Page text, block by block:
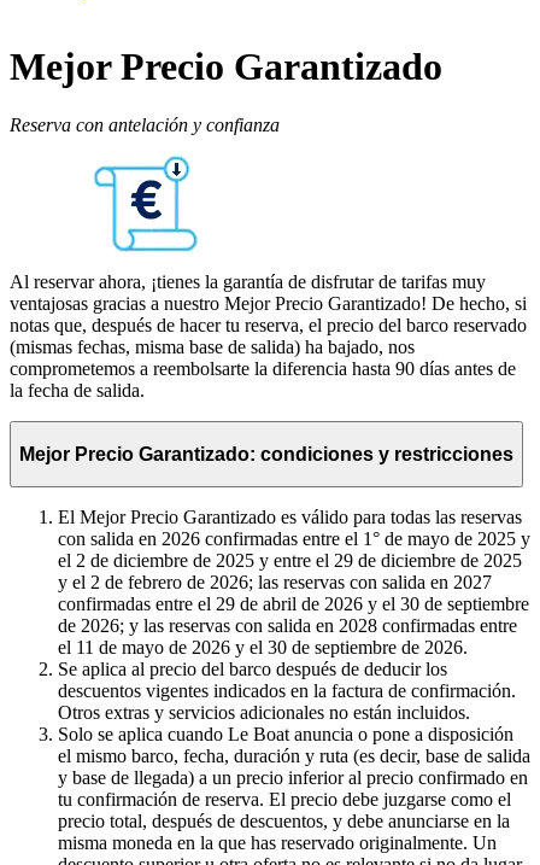
Mejor Precio Garantizado
Reserva con antelación y confianza
Al reservar ahora, ¡tienes la garantía de disfrutar de tarifas muy
ventajosas gracias a nuestro Mejor Precio Garantizado! De hecho, si
notas que, después de hacer tu reserva, el precio del barco reservado
(mismas fechas, misma base de salida) ha bajado, nos
comprometemos a reembolsarte la diferencia hasta 90 días antes de
la fecha de salida.
Mejor Precio Garantizado: condiciones y restricciones
El Mejor Precio Garantizado es válido para todas las reservas
con salida en 2026 confirmadas entre el 1° de mayo de 2025 y
el 2 de diciembre de 2025 y entre el 29 de diciembre de 2025
y el 2 de febrero de 2026; las reservas con salida en 2027
confirmadas entre el 29 de abril de 2026 y el 30 de septiembre
de 2026; y las reservas con salida en 2028 confirmadas entre
el 11 de mayo de 2026 y el 30 de septiembre de 2026.
Se aplica al precio del barco después de deducir los
descuentos vigentes indicados en la factura de confirmación.
Otros extras y servicios adicionales no están incluidos.
Solo se aplica cuando Le Boat anuncia o pone a disposición
el mismo barco, fecha, duración y ruta (es decir, base de salida
y base de llegada) a un precio inferior al precio confirmado en
tu confirmación de reserva. El precio debe juzgarse como el
precio total, después de descuentos, y debe anunciarse en la
misma moneda en la que has reservado originalmente. Un